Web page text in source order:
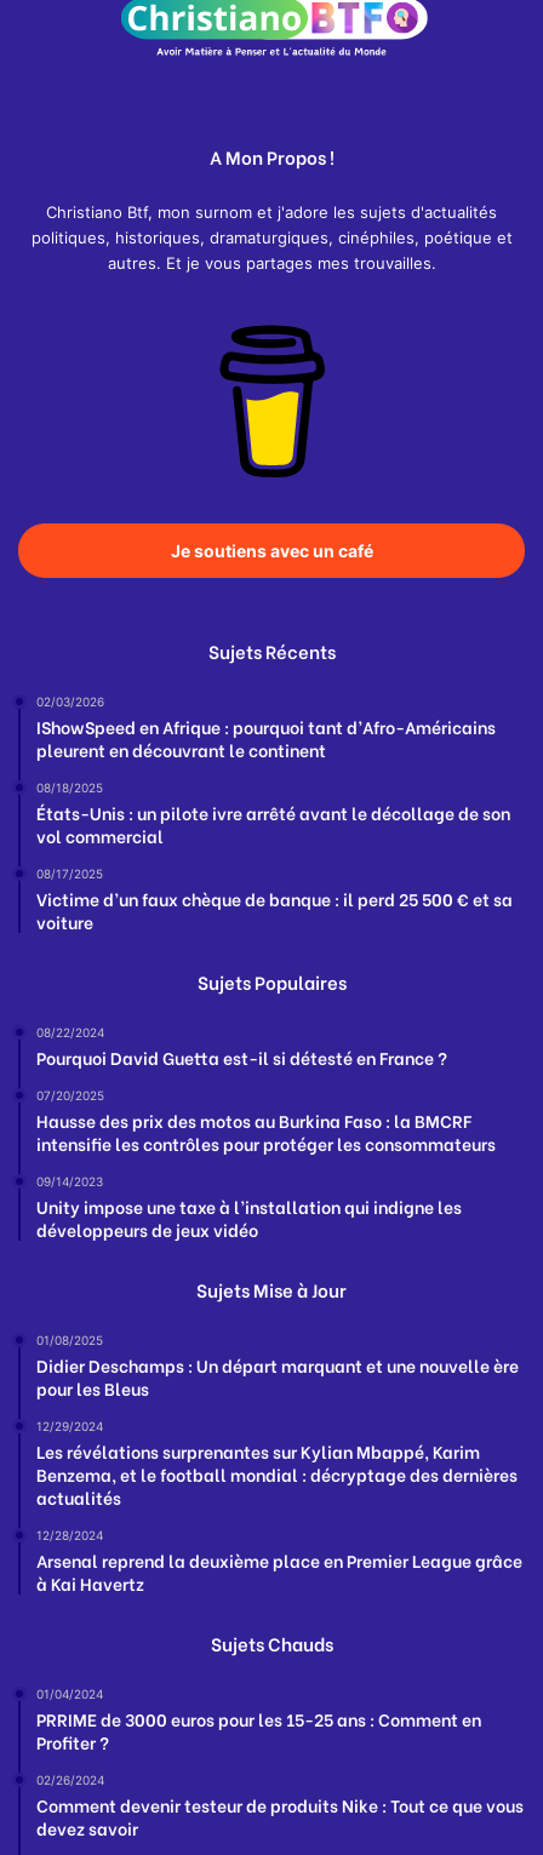
A Mon Propos !
Christiano Btf, mon surnom et j'adore les sujets d'actualités
politiques, historiques, dramaturgiques, cinéphiles, poétique et
autres. Et je vous partages mes trouvailles.
Je soutiens avec un café
Sujets Récents
02/03/2026
IShowSpeed en Afrique : pourquoi tant d’Afro-Américains
pleurent en découvrant le continent
08/18/2025
États-Unis : un pilote ivre arrêté avant le décollage de son
vol commercial
08/17/2025
Victime d’un faux chèque de banque : il perd 25 500 € et sa
voiture
Sujets Populaires
08/22/2024
Pourquoi David Guetta est-il si détesté en France ?
07/20/2025
Hausse des prix des motos au Burkina Faso : la BMCRF
intensifie les contrôles pour protéger les consommateurs
09/14/2023
Unity impose une taxe à l’installation qui indigne les
développeurs de jeux vidéo
Sujets Mise à Jour
01/08/2025
Didier Deschamps : Un départ marquant et une nouvelle ère
pour les Bleus
12/29/2024
Les révélations surprenantes sur Kylian Mbappé, Karim
Benzema, et le football mondial : décryptage des dernières
actualités
12/28/2024
Arsenal reprend la deuxième place en Premier League grâce
à Kai Havertz
Sujets Chauds
01/04/2024
PRRIME de 3000 euros pour les 15-25 ans : Comment en
Profiter ?
02/26/2024
Comment devenir testeur de produits Nike : Tout ce que vous
devez savoir